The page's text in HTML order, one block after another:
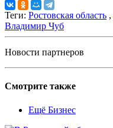
Теги: Ростовская область ,
Владимир Чуб
Новости партнеров
Смотрите также
Ещё Бизнес